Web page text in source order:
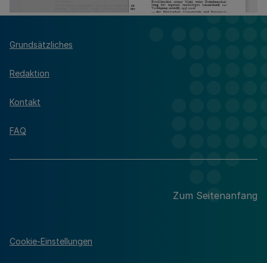
Grundsätzliches
Redaktion
Kontakt
FAQ
Zum Seitenanfang
Cookie-Einstellungen